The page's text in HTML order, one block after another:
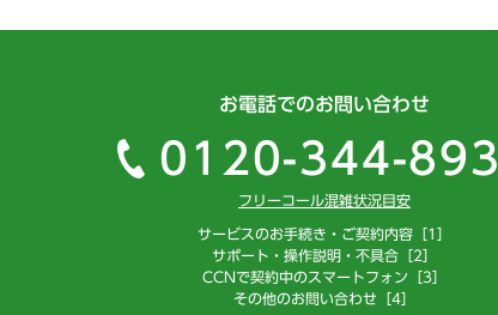
お電話でのお問い合わせ
0120-344-893
フリーコール混雑状況目安
サービスのお手続き・ご契約内容［1］
サポート・操作説明・不具合［2］
CCNで契約中のスマートフォン［3］
その他のお問い合わせ［4］